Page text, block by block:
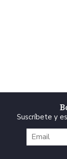
Suscríbete y